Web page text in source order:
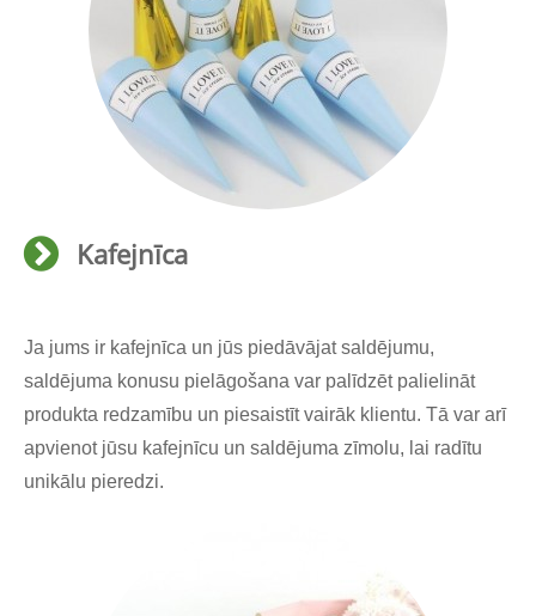
Kafejnīca
Ja jums ir kafejnīca un jūs piedāvājat saldējumu,
saldējuma konusu pielāgošana var palīdzēt palielināt
produkta redzamību un piesaistīt vairāk klientu. Tā var arī
apvienot jūsu kafejnīcu un saldējuma zīmolu, lai radītu
unikālu pieredzi.